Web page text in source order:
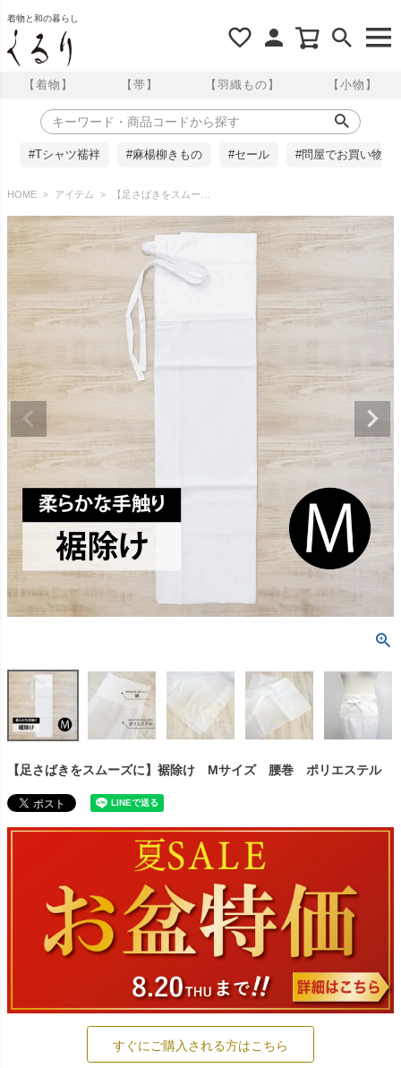
着物と和の暮らし
【着物】 【帯】 【羽織もの】 【小物】
#Tシャツ襦袢 #麻楊柳きもの #セール #問屋でお買い物
HOME アイテム 【足さばきをスムーズに】裾除け Mサイズ 腰巻 ポリエステル
【足さばきをスムーズに】裾除け Mサイズ 腰巻 ポリエステル
すぐにご購入される方はこちら